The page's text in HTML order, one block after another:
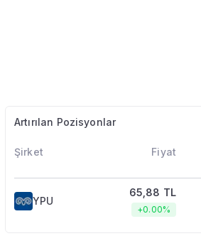
Artırılan Pozisyonlar
Şirket Fiyat
YPU
65,88 TL
+0.00%